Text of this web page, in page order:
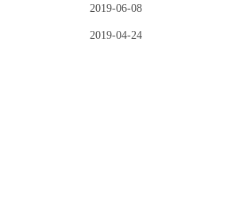
2019-06-08
2019-04-24